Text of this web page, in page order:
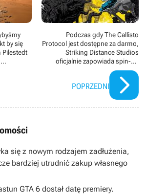
by się
Pilestedt
Podczas gdy The Callisto
Protocol jest dostępne za darmo,
Striking Distance Studios
oficjalnie zapowiada spin-off
brutalnego survival horroru
POPRZEDNI
się z nowym rodzajem zadłużenia,
bardziej utrudnić zakup własnego
GTA 6 dostał datę premiery.